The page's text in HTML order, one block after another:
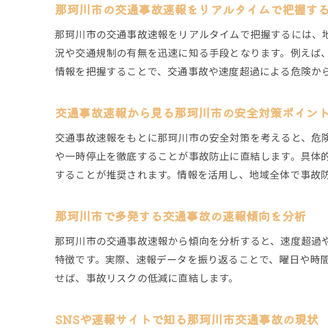
リアルタ
ツイッタ
交通事故
交通事故
速度超過
福岡市博
博多区で
博多区で
事故を未
那珂川市の交通事故速報をリアルタイムで把握す
那珂川市の交通事故速報をリアルタイムで把握するには
況や交通規制の有無を迅速に知る手段となります。例え
情報を把握することで、交通事故や速度超過による危険か
交通事故速報から見る那珂川市の安全対策ポイント
交通事故速報をもとに那珂川市の安全対策を考えると、
や一時停止を徹底することが事故防止に直結します。具
することが推奨されます。情報を活用し、地域全体で事故
那珂川市で多発する交通事故の速報傾向を分析
那珂川市の交通事故速報から傾向を分析すると、速度超
特徴です。実際、速報データを振り返ることで、曜日や
せば、事故リスクの低減に直結します。
SNSや速報サイトで知る那珂川市交通事故の現状